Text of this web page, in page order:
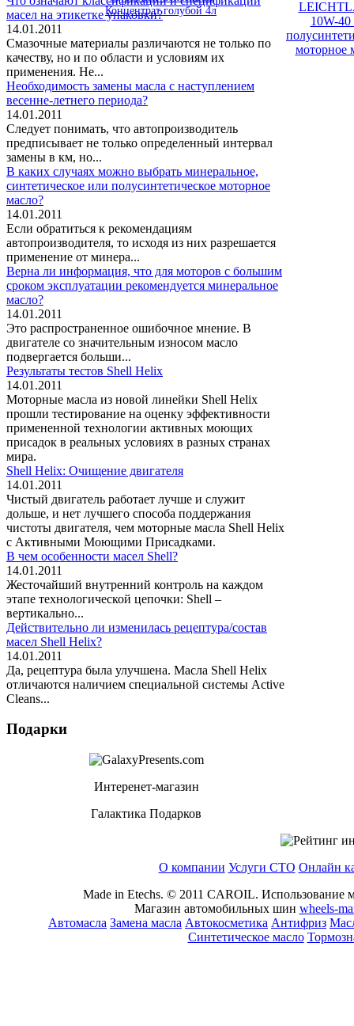
Концентрат голубой 4л
масел на этикетке упаковки?
14.01.2011
Смазочные материалы различаются не только по
качеству, но и по области и условиям их
применения. Не...
Необходимость замены масла с наступлением
весенне-летнего периода?
14.01.2011
Следует понимать, что автопроизводитель
предписывает не только определенный интервал
замены в км, но...
В каких случаях можно выбрать минеральное,
синтетическое или полусинтетическое моторное
масло?
14.01.2011
Если обратиться к рекомендациям
автопроизводителя, то исходя из них разрешается
применение от минера...
Верна ли информация, что для моторов с большим
сроком эксплуатации рекомендуется минеральное
масло?
14.01.2011
Это распространенное ошибочное мнение. В
двигателе со значительным износом масло
подвергается больши...
Результаты тестов Shell Helix
14.01.2011
Моторные масла из новой линейки Shell Helix
прошли тестирование на оценку эффективности
примененной технологии активных моющих
присадок в реальных условиях в разных странах
мира.
Shell Helix: Очищение двигателя
14.01.2011
Чистый двигатель работает лучше и служит
дольше, и нет лучшего способа поддержания
чистоты двигателя, чем моторные масла Shell Helix
с Активными Моющими Присадками.
В чем особенности масел Shell?
14.01.2011
Жесточайший внутренний контроль на каждом
этапе технологической цепочки: Shell –
вертикально...
Действительно ли изменилась рецептура/состав
масел Shell Helix?
14.01.2011
Да, рецептура была улучшена. Масла Shell Helix
отличаются наличием специальной системы Active
Cleans...
Подарки
Интеренет-магазин
Галактика Подарков
О компании Услуги СТО Онлайн
Made in Etechs. © 2011 CAROIL. Использование
Магазин автомобильных шин wheels-
Автомасла Замена масла Автокосметика Антифриз
Синтетическое масло